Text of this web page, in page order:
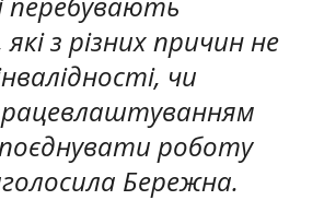
з різних причин не
чи
роботу
Бережна.